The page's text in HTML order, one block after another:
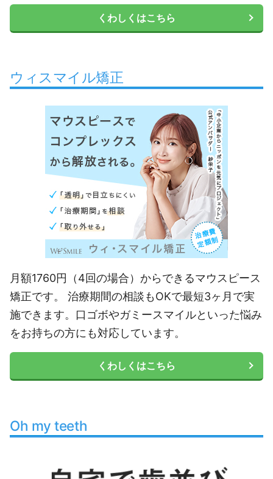
くわしくはこちら
ウィスマイル矯正
月額1760円（4回の場合）からできるマウスピース
矯正です。 治療期間の相談もOKで最短3ヶ月で実
施できます。口ゴボやガミースマイルといった悩み
をお持ちの方にも対応しています。
くわしくはこちら
Oh my teeth